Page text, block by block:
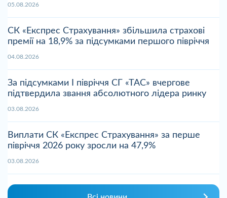
05.08.2026
СК «Експрес Страхування» збільшила страхові
премії на 18,9% за підсумками першого півріччя
04.08.2026
За підсумками І півріччя СГ «ТАС» вчергове
підтвердила звання абсолютного лідера ринку
03.08.2026
Виплати СК «Експрес Страхування» за перше
півріччя 2026 року зросли на 47,9%
03.08.2026